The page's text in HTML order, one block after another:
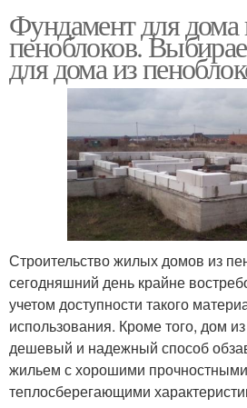
Фундамент для дома
пеноблоков.
для дома из
Строительство жилых домов из
сегодняшний день крайне
учетом доступности такого
использования. Кроме того, дом
дешевый и надежный способ
жильем с хорошими
теплосберегающими